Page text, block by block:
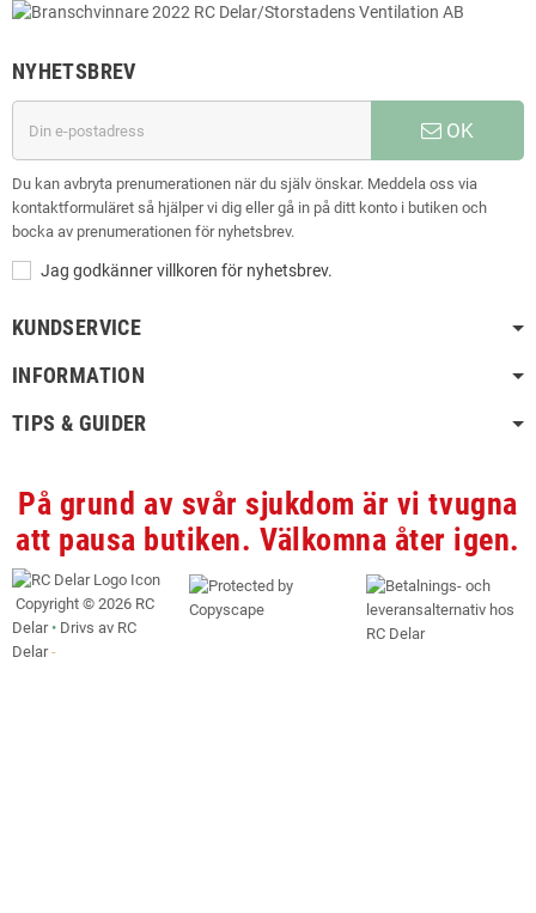
NYHETSBREV
OK
Du kan avbryta prenumerationen när du själv önskar. Meddela oss via
kontaktformuläret så hjälper vi dig eller gå in på ditt konto i butiken och
bocka av prenumerationen för nyhetsbrev.
Jag godkänner villkoren för nyhetsbrev.
KUNDSERVICE
INFORMATION
TIPS & GUIDER
På grund av svår sjukdom är vi tvugna
att pausa butiken. Välkomna åter igen.
Copyright © 2026 RC
Delar • Drivs av RC
Delar-